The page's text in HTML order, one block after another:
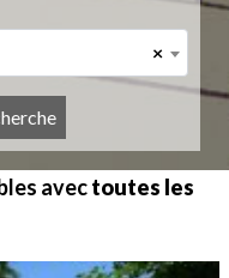
×
avectoutes les